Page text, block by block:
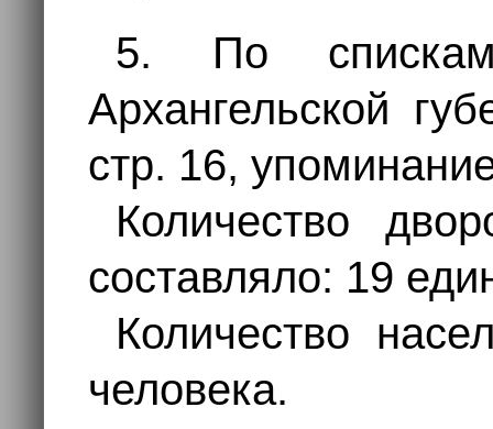
5. По
Архангельской
стр. 16,
Количество
составляло: 19
Количество
человека.